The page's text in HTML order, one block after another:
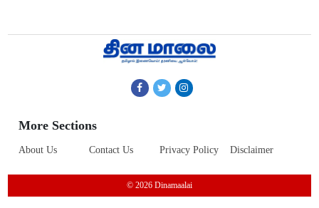
More Sections
About Us Contact Us Privacy Policy Disclaimer
© 2026 Dinamaalai